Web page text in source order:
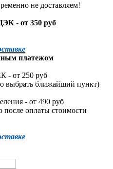
не доставляем!
- от 350 руб
платежом
- от 250 руб
выбрать ближайший пункт)
- от 490 руб
после оплаты стоимости